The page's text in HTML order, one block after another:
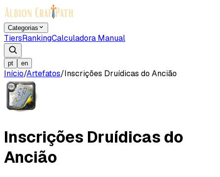
Categorias
TiersRankingCalculadora Manual
pt en
Início/Artefatos/Inscrições Druídicas do Ancião
Inscrições Druídicas do
Ancião